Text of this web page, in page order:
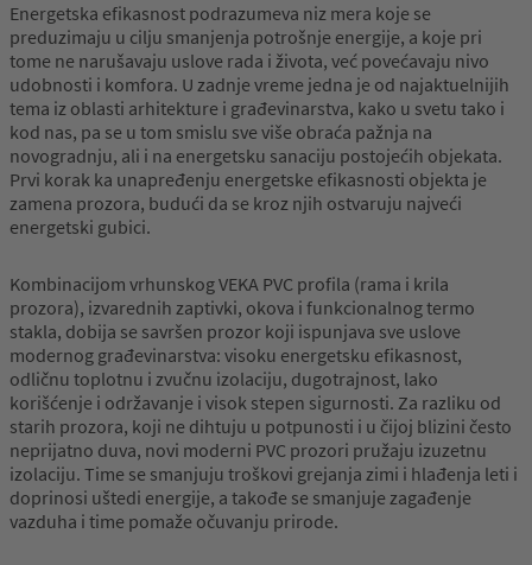
Energetska efikasnost podrazumeva niz mera koje se
preduzimaju u cilju smanjenja potrošnje energije, a koje pri
tome ne narušavaju uslove rada i života, već povećavaju nivo
udobnosti i komfora. U zadnje vreme jedna je od najaktuelnijih
tema iz oblasti arhitekture i građevinarstva, kako u svetu tako i
kod nas, pa se u tom smislu sve više obraća pažnja na
novogradnju, ali i na energetsku sanaciju postojećih objekata.
Prvi korak ka unapređenju energetske efikasnosti objekta je
zamena prozora, budući da se kroz njih ostvaruju najveći
energetski gubici.
Kombinacijom vrhunskog VEKA PVC profila (rama i krila
prozora), izvarednih zaptivki, okova i funkcionalnog termo
stakla, dobija se savršen prozor koji ispunjava sve uslove
modernog građevinarstva: visoku energetsku efikasnost,
odličnu toplotnu i zvučnu izolaciju, dugotrajnost, lako
korišćenje i održavanje i visok stepen sigurnosti. Za razliku od
starih prozora, koji ne dihtuju u potpunosti i u čijoj blizini često
neprijatno duva, novi moderni PVC prozori pružaju izuzetnu
izolaciju. Time se smanjuju troškovi grejanja zimi i hlađenja leti i
doprinosi uštedi energije, a takođe se smanjuje zagađenje
vazduha i time pomaže očuvanju prirode.